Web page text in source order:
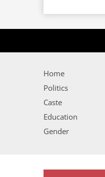
Home
Politics
Caste
Education
Gender